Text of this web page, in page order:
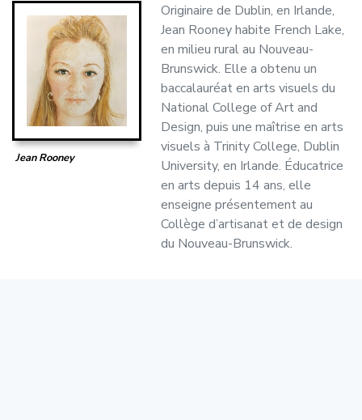
Jean Rooney
Originaire de Dublin, en Irlande,
Jean Rooney habite French Lake,
en milieu rural au Nouveau-
Brunswick. Elle a obtenu un
baccalauréat en arts visuels du
National College of Art and
Design, puis une maîtrise en arts
visuels à Trinity College, Dublin
University, en Irlande. Éducatrice
en arts depuis 14 ans, elle
enseigne présentement au
Collège d’artisanat et de design
du Nouveau-Brunswick.